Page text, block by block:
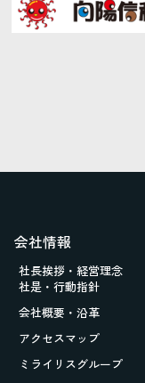
会社情報
社長挨拶・経営理念
社是・行動指針
会社概要・沿革
アクセスマップ
ミライリスグループ